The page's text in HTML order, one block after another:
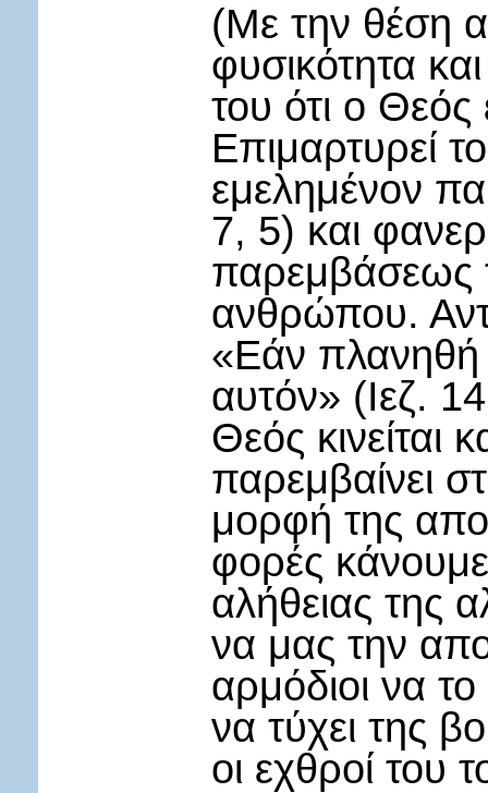
(Με την θέση
φυσικότητα
του ότι ο Θεός
Επιμαρτυρεί
εμελημένον
7, 5) και
παρεμβάσεως
ανθρώπου.
«Εάν
αυτόν» (Ιεζ.
Θεός κινείται
παρεμβαίνει
μορφή της
φορές
αλήθειας της
να μας την
αρμόδιοι να
να τύχει της
οι εχθροί του